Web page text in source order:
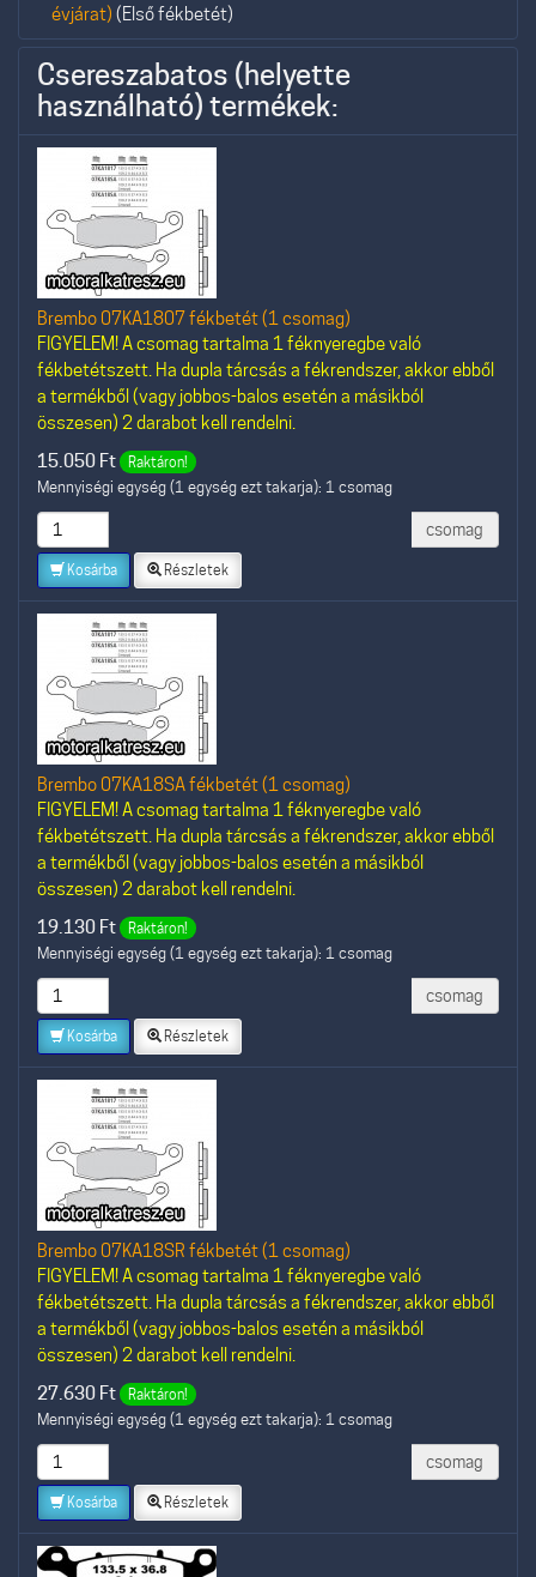
évjárat) (Első fékbetét)
Csereszabatos (helyette
használható) termékek:
Brembo 07KA1807 fékbetét (1 csomag)
FIGYELEM! A csomag tartalma 1 féknyeregbe való
fékbetétszett. Ha dupla tárcsás a fékrendszer, akkor ebből
a termékből (vagy jobbos-balos esetén a másikból
összesen) 2 darabot kell rendelni.
15.050 Ft Raktáron!
Mennyiségi egység (1 egység ezt takarja): 1 csomag
csomag
Kosárba Részletek
Brembo 07KA18SA fékbetét (1 csomag)
FIGYELEM! A csomag tartalma 1 féknyeregbe való
fékbetétszett. Ha dupla tárcsás a fékrendszer, akkor ebből
a termékből (vagy jobbos-balos esetén a másikból
összesen) 2 darabot kell rendelni.
19.130 Ft Raktáron!
Mennyiségi egység (1 egység ezt takarja): 1 csomag
csomag
Kosárba Részletek
Brembo 07KA18SR fékbetét (1 csomag)
FIGYELEM! A csomag tartalma 1 féknyeregbe való
fékbetétszett. Ha dupla tárcsás a fékrendszer, akkor ebből
a termékből (vagy jobbos-balos esetén a másikból
összesen) 2 darabot kell rendelni.
27.630 Ft Raktáron!
Mennyiségi egység (1 egység ezt takarja): 1 csomag
csomag
Kosárba Részletek